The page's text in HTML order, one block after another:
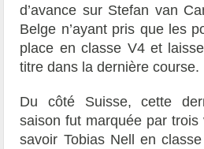
d’avance sur Stefan van
Belge n’ayant pris que les
place en classe V4 et
titre dans la dernière course.
Du côté Suisse, cette
saison fut marquée par
savoir Tobias Nell en